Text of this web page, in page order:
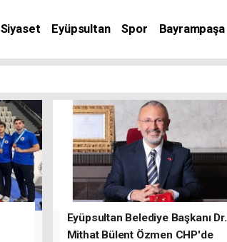
Siyaset Eyüpsultan Spor Bayrampaşa
Eyüpsultan Belediye Başkanı Dr.
Mithat Bülent Özmen CHP'de